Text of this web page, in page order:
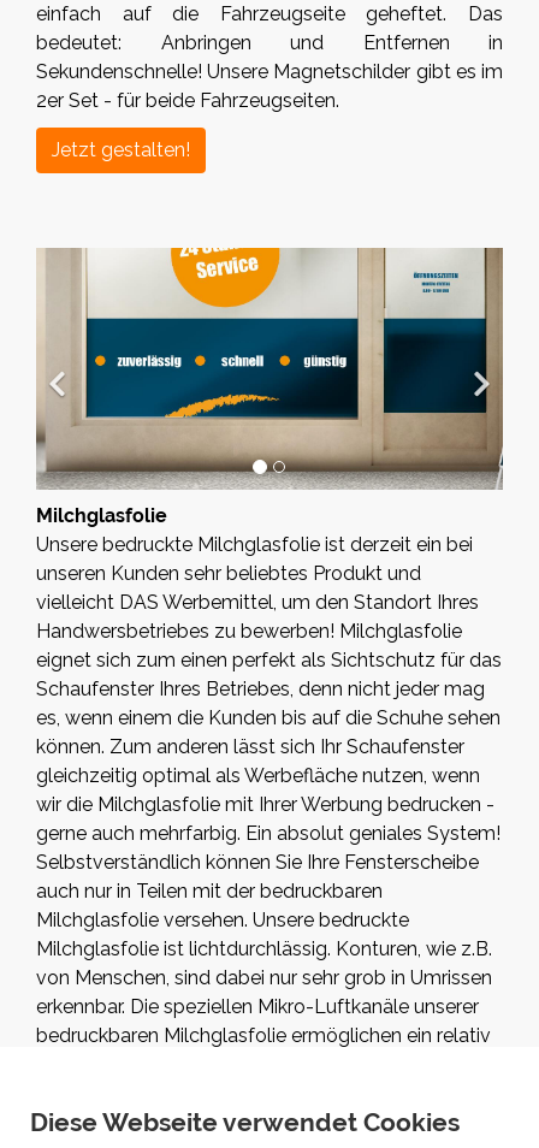
einfach auf die Fahrzeugseite geheftet. Das
bedeutet: Anbringen und Entfernen in
Sekundenschnelle! Unsere Magnetschilder gibt es im
2er Set - für beide Fahrzeugseiten.
Jetzt gestalten!
Milchglasfolie
Unsere bedruckte Milchglasfolie ist derzeit ein bei
unseren Kunden sehr beliebtes Produkt und
vielleicht DAS Werbemittel, um den Standort Ihres
Handwersbetriebes zu bewerben! Milchglasfolie
eignet sich zum einen perfekt als Sichtschutz für das
Schaufenster Ihres Betriebes, denn nicht jeder mag
es, wenn einem die Kunden bis auf die Schuhe sehen
können. Zum anderen lässt sich Ihr Schaufenster
gleichzeitig optimal als Werbefläche nutzen, wenn
wir die Milchglasfolie mit Ihrer Werbung bedrucken -
gerne auch mehrfarbig. Ein absolut geniales System!
Selbstverständlich können Sie Ihre Fensterscheibe
auch nur in Teilen mit der bedruckbaren
Milchglasfolie versehen. Unsere bedruckte
Milchglasfolie ist lichtdurchlässig. Konturen, wie z.B.
von Menschen, sind dabei nur sehr grob in Umrissen
erkennbar. Die speziellen Mikro-Luftkanäle unserer
bedruckbaren Milchglasfolie ermöglichen ein relativ
der Folie ist jederzeit durchzuführen.